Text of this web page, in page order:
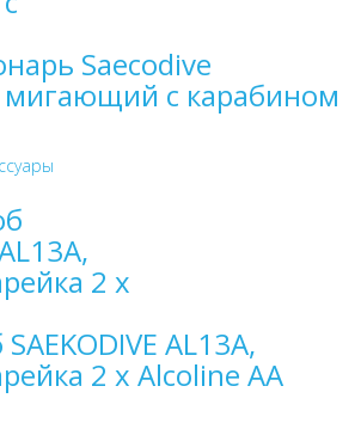
Saecodive
с карабином
AL13A,
2 х Alcoline AA